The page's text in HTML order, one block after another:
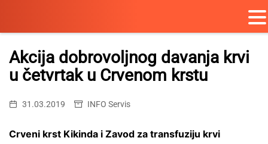
Skip
content
Akcija dobrovoljnog davanja krvi
u četvrtak u Crvenom krstu
31.03.2019 INFO Servis
Crveni krst Kikinda i Zavod za transfuziju krvi